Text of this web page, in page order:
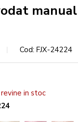
manual
Cod FJX-24224
in stoc